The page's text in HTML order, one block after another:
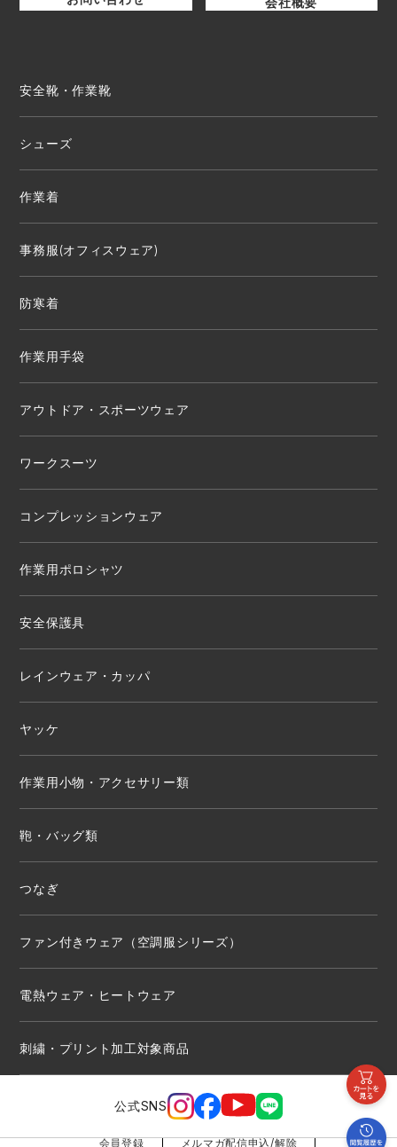
安全靴・作業靴
シューズ
作業着
事務服(オフィスウェア)
防寒着
作業用手袋
アウトドア・スポーツウェア
ワークスーツ
コンプレッションウェア
作業用ポロシャツ
安全保護具
レインウェア・カッパ
ヤッケ
作業用小物・アクセサリー類
鞄・バッグ類
つなぎ
ファン付きウェア（空調服シリーズ）
電熱ウェア・ヒートウェア
刺繍・プリント加工対象商品
公式SNS
会員登録 メルマガ配信申込/解除